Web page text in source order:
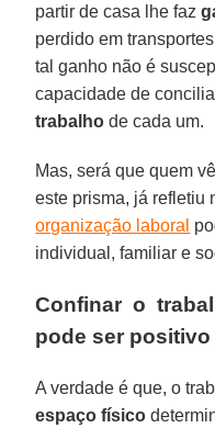
partir de casa lhe faz
perdido em
tal ganho não é
capacidade de
trabalho de cada um.
Mas, será que quem
este prisma, já refletiu
organização laboral
individual, familiar e
Confinar o
pode ser positivo
A verdade é que, o
espaço físico